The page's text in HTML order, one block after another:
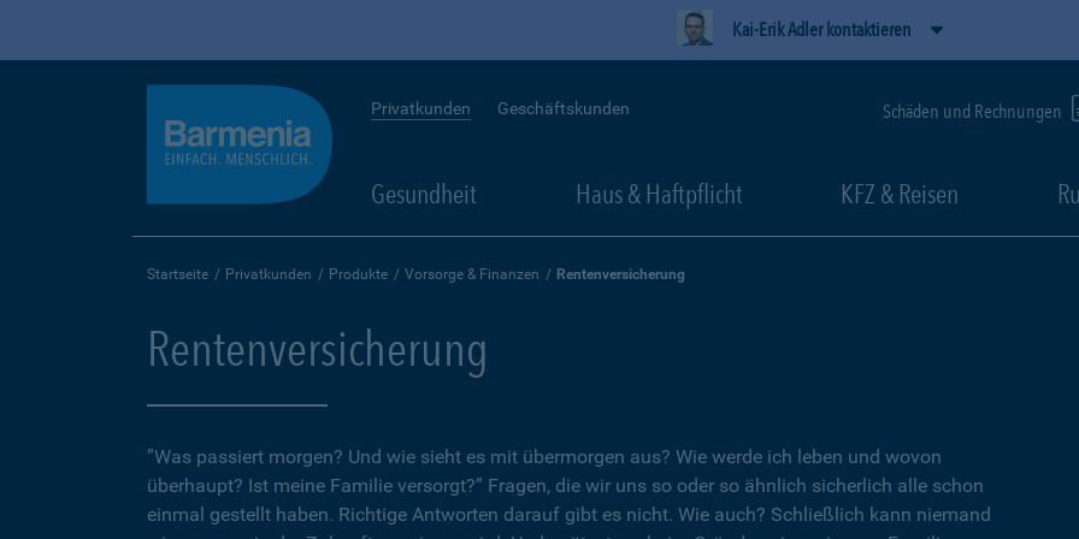
Kai-Erik Adler kontaktieren
Privatkunden Geschäftskunden Schäden und Rechnungen
Gesundheit Haus & Haftpflicht KFZ & Reisen
Startseite Privatkunden Produkte Vorsorge & Finanzen Rentenversicherung
Rentenversicherung
”Was passiert morgen? Und wie sieht es mit übermorgen aus? Wie werde ich leben und wovon
überhaupt? Ist meine Familie versorgt?” Fragen, die wir uns so oder so ähnlich sicherlich alle schon
einmal gestellt haben. Richtige Antworten darauf gibt es nicht. Wie auch? Schließlich kann niemand